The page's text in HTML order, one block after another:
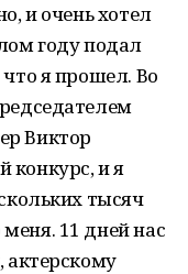
и очень хотел
году подал
я прошел. Во
Виктор
конкурс, и я
тысяч
11 дней нас
актерскому